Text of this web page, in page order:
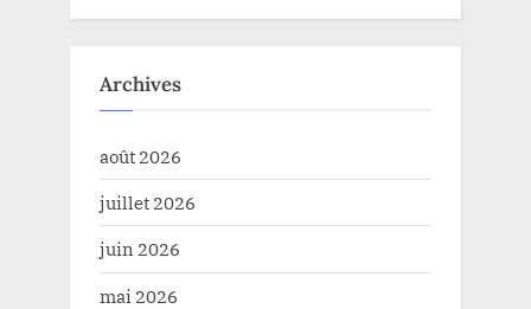
Archives
août 2026
juillet 2026
juin 2026
mai 2026